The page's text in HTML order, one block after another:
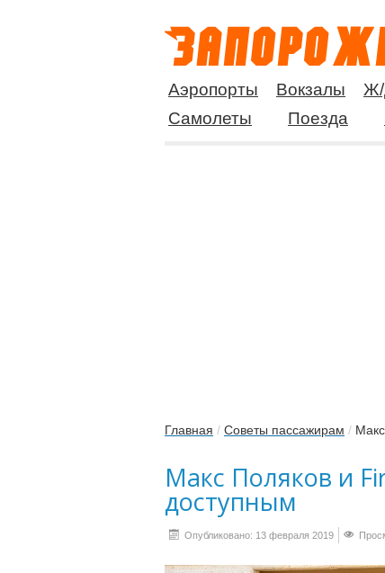
Аэропорты Вокзалы Ж/
Самолеты
Поезда
Главная / Советы пассажирам /
Макс Поляков и
доступным
Опубликовано: 13 февраля 2019